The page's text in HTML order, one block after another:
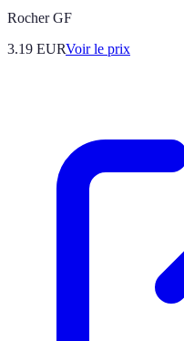
Rocher GF
3.19 EURVoir le prix